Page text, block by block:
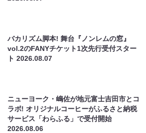
バカリズム脚本! 舞台『ノンレムの窓』
vol.2のFANYチケット1次先行受付スター
ト2026.08.07
ニューヨーク・嶋佐が地元富士吉田市とコ
ラボ! オリジナルコーヒーがふるさと納税
サービス「わらふる」で受付開始
2026.08.06